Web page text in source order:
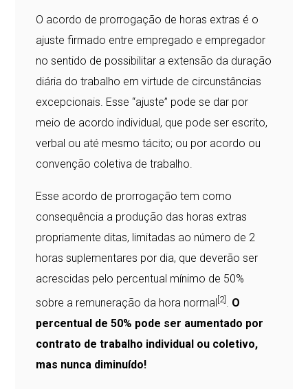
O acordo de prorrogação de horas extras é o
ajuste firmado entre empregado e empregador
no sentido de possibilitar a extensão da duração
diária do trabalho em virtude de circunstâncias
excepcionais. Esse “ajuste” pode se dar por
meio de acordo individual, que pode ser escrito,
verbal ou até mesmo tácito; ou por acordo ou
convenção coletiva de trabalho.
Esse acordo de prorrogação tem como
consequência a produção das horas extras
propriamente ditas, limitadas ao número de 2
horas suplementares por dia, que deverão ser
acrescidas pelo percentual mínimo de 50%
sobre a remuneração da hora normal [2] . O
percentual de 50% pode ser aumentado por
contrato de trabalho individual ou coletivo,
mas nunca diminuído!